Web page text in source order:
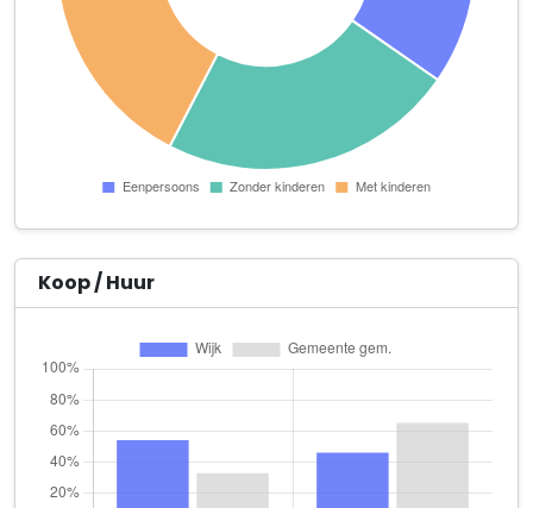
Puuree Management en Organisatie B.V.
Simplon 16
SK Afbouw
Zlotylaan 28
Studio Verzien
Lomondlaan 99
Taxi BMB
Pieter Calandlaan 272
Visual Conduct
Ben Nevis 63
Willem van Vuure B.V.
Wrap je Vastgoed
Pracanalaan 14
Koop / Huur